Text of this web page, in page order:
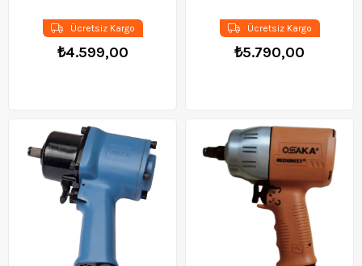
₺4.599,00
Ücretsiz Kargo
₺5.790,00
Ücretsiz Kargo